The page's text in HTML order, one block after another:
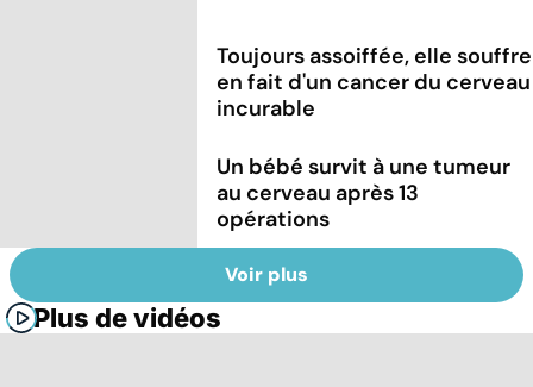
Toujours assoiffée, elle souffre
en fait d'un cancer du cerveau
incurable
Un bébé survit à une tumeur
au cerveau après 13
opérations
Voir plus
Plus de vidéos